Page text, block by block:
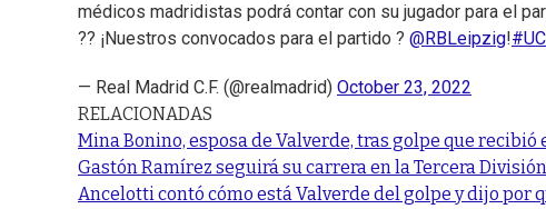
médicos madridistas podrá contar con su jugador para el
?? ¡Nuestros convocados para el partido ? @RBLeipzig!
— Real Madrid C.F. (@realmadrid) October 23, 2022
RELACIONADAS
Mina Bonino, esposa de Valverde, tras golpe que recibió
Gastón Ramírez seguirá su carrera en la Tercera
Ancelotti contó cómo está Valverde del golpe y dijo por